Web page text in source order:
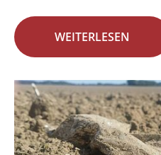
WEITERLESEN